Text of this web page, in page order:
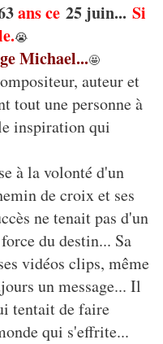
ans ce 25 juin... Si
😭
Michael...🤩
auteur et
tout une personne à
inspiration qui
à la volonté d'un
de croix et ses
ne tenait pas d'un
du destin... Sa
vidéos clips, même
un message... Il
tentait de faire
qui s'effrite...